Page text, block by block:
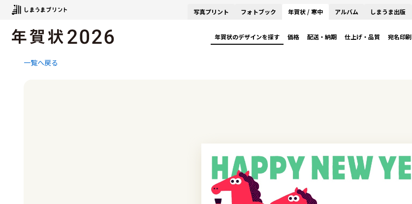
写真プリント フォトブック 年賀状 / 寒中 アルバム しまうま出版
年賀状のデザインを探す 価格 配送・納期 仕上げ・品質 宛名印刷
一覧へ戻る